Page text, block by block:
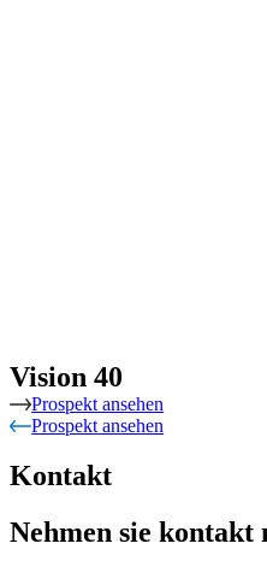
Vision 40
Prospekt ansehen
Prospekt ansehen
Kontakt
Nehmen sie kontakt